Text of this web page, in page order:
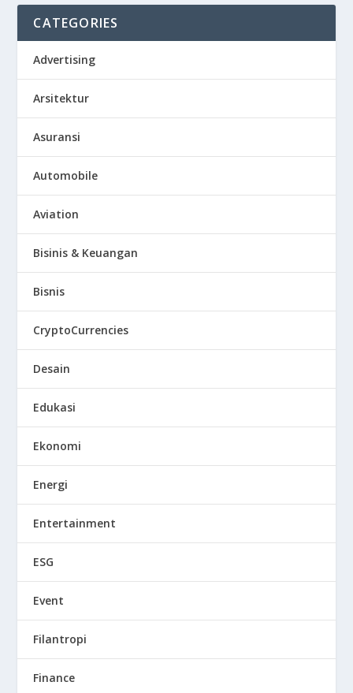
CATEGORIES
Advertising
Arsitektur
Asuransi
Automobile
Aviation
Bisinis & Keuangan
Bisnis
CryptoCurrencies
Desain
Edukasi
Ekonomi
Energi
Entertainment
ESG
Event
Filantropi
Finance